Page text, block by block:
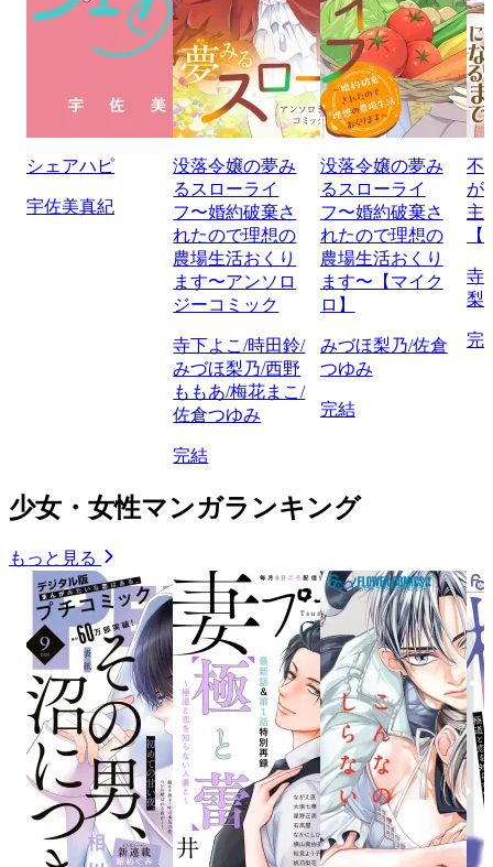
シェアハピ
宇佐美真紀
没落令嬢の夢み
るスローライ
フ〜婚約破棄さ
れたので理想の
農場生活おくり
ます〜アンソロ
ジーコミック
寺下よこ/時田鈴/
みづほ梨乃/西野
ももあ/梅花まこ/
佐倉つゆみ
完結
没落令嬢の夢み
るスローライ
フ〜婚約破棄さ
れたので理想の
農場生活おくり
ます〜【マイク
ロ】
みづほ梨乃/佐倉
つゆみ
完結
不
が
主
寺
梨
完
少女・女性マンガランキング
もっと見る